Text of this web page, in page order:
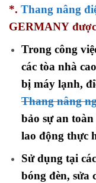
*. Thang nâng
GERMANY
Trong công
các tòa nhà
bị máy lạnh,
Thang nâng
bảo sự an
lao động thực
Sử dụng tại
bóng đèn, sửa